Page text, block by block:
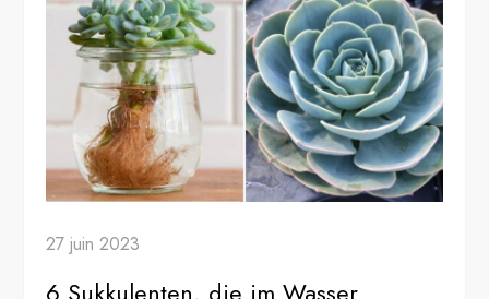
27 juin 2023